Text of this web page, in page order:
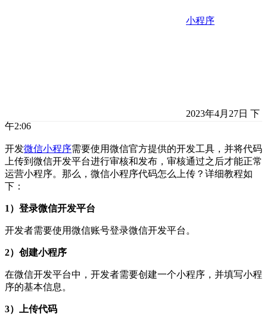
小程序
2023年4月27日 下
午2:06
开发微信小程序需要使用微信官方提供的开发工具，并将代码
上传到微信开发平台进行审核和发布，审核通过之后才能正常
运营小程序。那么，微信小程序代码怎么上传？详细教程如
下：
1）登录微信开发平台
开发者需要使用微信账号登录微信开发平台。
2）创建小程序
在微信开发平台中，开发者需要创建一个小程序，并填写小程
序的基本信息。
3）上传代码